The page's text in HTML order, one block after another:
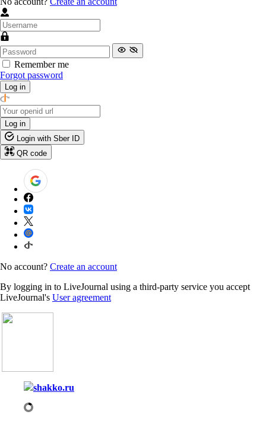
Remember me
Forgot password
Log in
Log in
Login with Sber ID
QR code
No account? Create an account
By logging in to LiveJournal using a third-party service you accept
LiveJournal's User agreement
shakko.ru